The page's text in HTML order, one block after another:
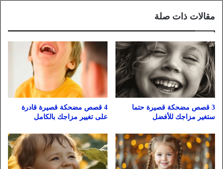
مقالات ذات صلة
3 قصص مضحكة قصيرة حتما
ستغير مزاجك للأفضل
4 قصص مضحكة قصيرة قادرة
على تغيير مزاجك بالكامل